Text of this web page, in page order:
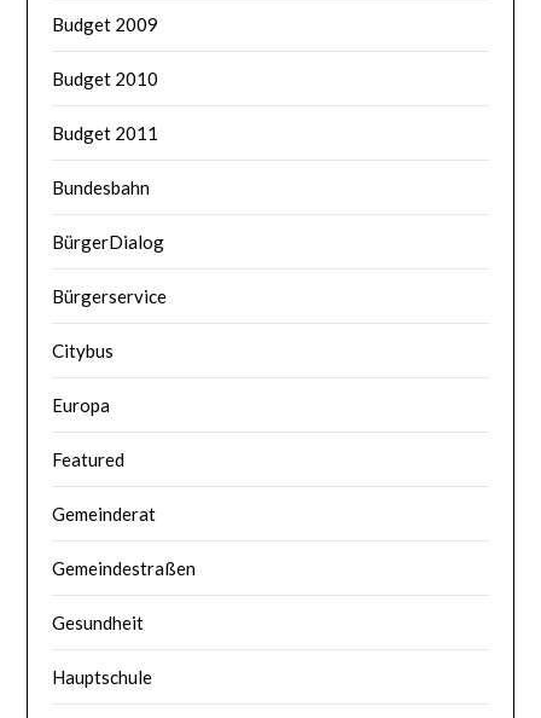
Budget 2009
Budget 2010
Budget 2011
Bundesbahn
BürgerDialog
Bürgerservice
Citybus
Europa
Featured
Gemeinderat
Gemeindestraßen
Gesundheit
Hauptschule